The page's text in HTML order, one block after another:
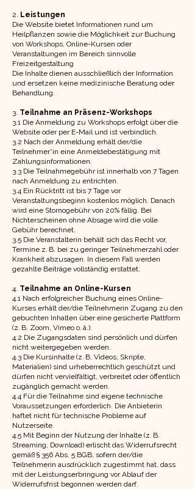
2. Leistungen
Die Website bietet Informationen rund um
Heilpflanzen sowie die Möglichkeit zur Buchung
von Workshops, Online-Kursen oder
Veranstaltungen im Bereich sinnvolle
Freizeitgestaltung
Die Inhalte dienen ausschließlich der Information
und ersetzen keine medizinische Beratung oder
Behandlung.
3. Teilnahme an Präsenz-Workshops
3.1 Die Anmeldung zu Workshops erfolgt über die
Website oder per E-Mail und ist verbindlich.
3.2 Nach der Anmeldung erhält der/die
Teilnehmer*in eine Anmeldebestätigung mit
Zahlungsinformationen.
3.3 Die Teilnahmegebühr ist innerhalb von 7 Tagen
nach Anmeldung zu entrichten.
3.4 Ein Rücktritt ist bis 7 Tage vor
Veranstaltungsbeginn kostenlos möglich. Danach
wird eine Stornogebühr von 20% fällig. Bei
Nichterscheinen ohne Absage wird die volle
Gebühr berechnet.
3.5 Die Veranstalterin behält sich das Recht vor,
Termine z. B. bei zu geringer Teilnehmerzahl oder
Krankheit abzusagen. In diesem Fall werden
gezahlte Beiträge vollständig erstattet.
4. Teilnahme an Online-Kursen
4.1 Nach erfolgreicher Buchung eines Online-
Kurses erhält der/die Teilnehmerin Zugang zu den
gebuchten Inhalten über eine gesicherte Plattform
(z. B. Zoom, Vimeo o. ä.).
4.2 Die Zugangsdaten sind persönlich und dürfen
nicht weitergegeben werden.
4.3 Die Kursinhalte (z. B. Videos, Skripte,
Materialien) sind urheberrechtlich geschützt und
dürfen nicht vervielfältigt, verbreitet oder öffentlich
zugänglich gemacht werden.
4.4 Für die Teilnahme sind eigene technische
Voraussetzungen erforderlich. Die Anbieterin
haftet nicht für technische Probleme auf
Nutzerseite.
4.5 Mit Beginn der Nutzung der Inhalte (z. B.
Streaming, Download) erlischt das Widerrufsrecht
gemäß § 356 Abs. 5 BGB, sofern der/die
Teilnehmerin ausdrücklich zugestimmt hat, dass
mit der Leistungserbringung vor Ablauf der
Widerrufsfrist begonnen werden darf.